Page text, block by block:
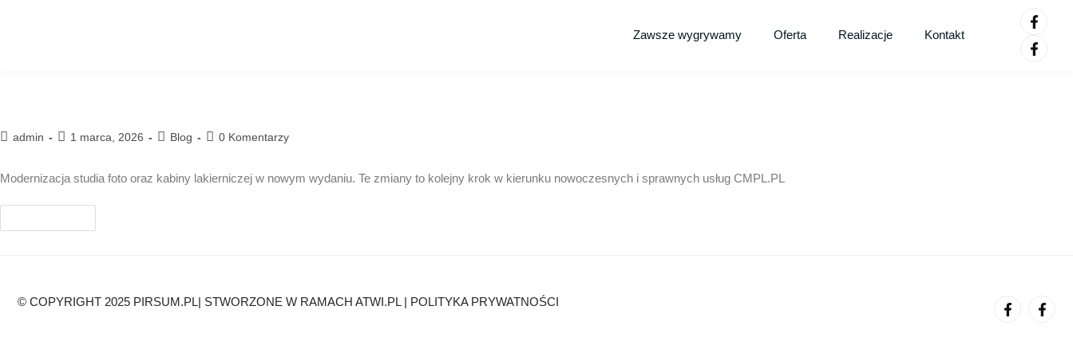
Zawsze wygrywamy Oferta Realizacje Kontakt
admin 1 marca, 2026 Blog 0 Komentarzy
Modernizacja studia foto oraz kabiny lakierniczej w nowym wydaniu. Te zmiany to kolejny krok w kierunku nowoczesnych i sprawnych usług CMPL.PL
© COPYRIGHT 2025 PIRSUM.PL| STWORZONE W RAMACH ATWI.PL| POLITYKA PRYWATNOŚCI